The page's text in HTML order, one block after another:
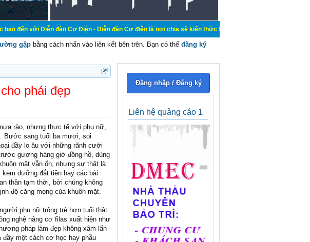
với Diễn đàn Cơ Điện - Diễn đàn Cơ điện là nơi chia sẽ kiến thức kinh nghiệm trong lãnh vực cơ điện,
gặp bằng cách nhấn vào liên kết bên trên. Bạn có thể đăng ký
phái đẹp
rào, nhưng thực tế với phụ nữ,
Bước sang tuổi ba mươi, soi
đầy lo âu với những rãnh cười
gương hàng giờ đồng hồ, dùng
mặt vẫn ổn, nhưng sự thật là
dưỡng đắt tiền hay các bài
thần tạm thời, bởi chúng không
độ căng mọng của khuôn mặt.
phụ nữ trông trẻ hơn tuổi thật
nghệ nâng cơ filas xuất hiện như
pháp làm đẹp không xâm lấn
đầy một cách cơ học hay phẫu
Đăng nhập / Đăng ký
Liên hệ quảng cáo 1